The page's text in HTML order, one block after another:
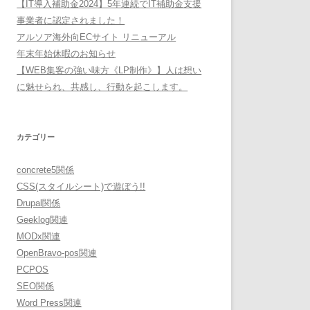
【IT導入補助金2024】5年連続でIT補助金支援
事業者に認定されました！
アルソア海外向ECサイト リニューアル
年末年始休暇のお知らせ
【WEB集客の強い味方《LP制作》】人は想い
に魅せられ、共感し、行動を起こします。
カテゴリー
concrete5関係
CSS(スタイルシート)で遊ぼう!!
Drupal関係
Geeklog関連
MODx関連
OpenBravo-pos関連
PCPOS
SEO関係
Word Press関連